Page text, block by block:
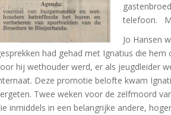
telefoon.
Jo Hansen
had gehad met Ignatius die
hij wethouder werd, er als jeugdleider
Deze promotie belofte kwam
Twee weken voor de zelfmoord
inmiddels in een belangrijke andere,